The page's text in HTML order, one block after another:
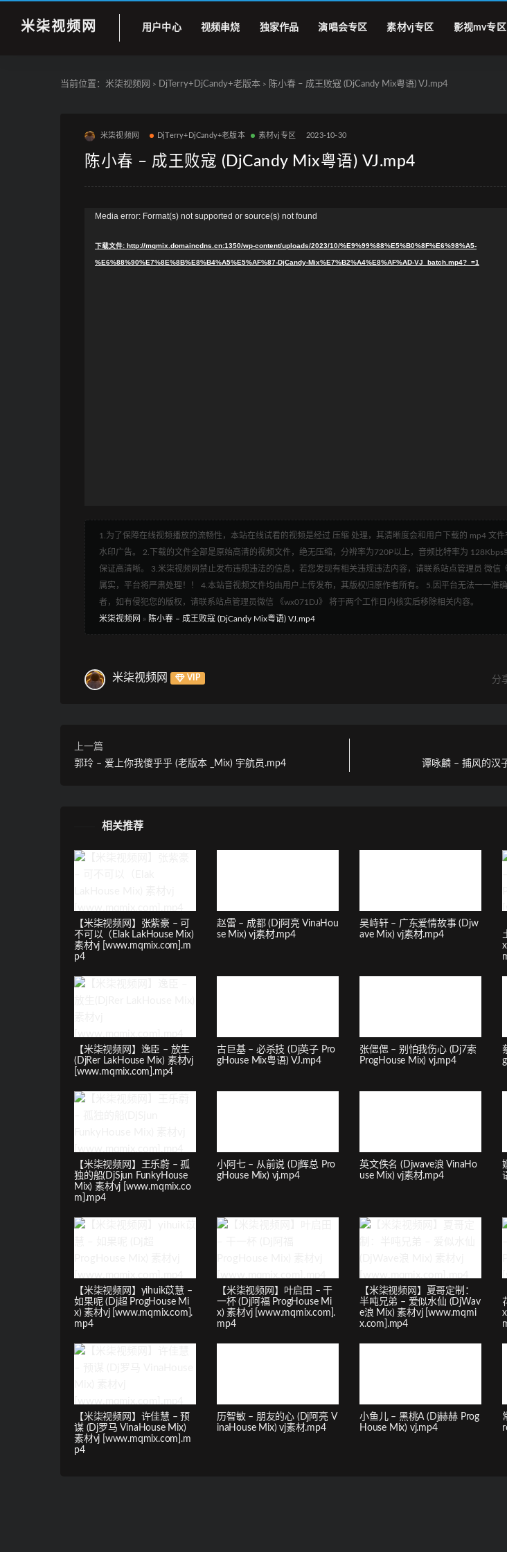
米柒视频网 用户中心 视频串烧 独家作品 演唱会专区 素材vj专区 影视mv专区
当前位置： 米柒视频网 > DjTerry+DjCandy+老版本 > 陈小春 – 成王败寇 (DjCandy Mix粤语) VJ.mp4
米柒视频网 DjTerry+DjCandy+老版本 素材vj专区 2023-10-30
陈小春 – 成王败寇 (DjCandy Mix粤语) VJ.mp4
Media error: Format(s) not supported or source(s) not found
下载文件: http://mqmix.domaincdns.cn:1350/wp-content/uploads/2023/10/%E9%99%88%E5%B0%8F%E6%98%A5-
%E6%88%90%E7%8E%8B%E8%B4%A5%E5%AF%87-DjCandy-Mix%E7%B2%A4%E8%AF%AD-VJ_batch.mp4?_=1
1.为了保障在线视频播放的流畅性，本站在线试看的视频是经过 压缩 处理，其清晰度会和用户下载的 mp4 文
水印广告。 2.下载的文件全部是原始高清的视频文件，绝无压缩，分辨率为720P以上，音频比特率为 128Kbps
保证高清晰。 3.米柒视频网禁止发布违规违法的信息，若您发现有相关违规违法内容，请联系站点管理员 微信
属实，平台将严肃处理！！ 4.本站音视频文件均由用户上传发布，其版权归原作者所有。 5.因平台无法一一准
者，如有侵犯您的版权，请联系站点管理员微信 《wx071DJ》 将于两个工作日内核实后移除相关内容。
米柒视频网 » 陈小春 – 成王败寇 (DjCandy Mix粤语) VJ.mp4
米柒视频网 VIP 分
上一篇
郭玲 – 爱上你我傻乎乎 (老版本 _Mix) 宇航员.mp4
谭咏麟 – 捕风的汉
相关推荐
【米柒视频网】张紫豪 – 可
不可以（Elak LakHouse Mix)
素材vj [www.mqmix.com].m
p4
赵雷 – 成都 (Dj阿亮 VinaHou
se Mix) vj素材.mp4
吴峙轩 – 广东爱情故事 (Djw
ave Mix) vj素材.mp4
【米柒视频网】逸臣 – 放生
(DjRer LakHouse Mix) 素材vj
[www.mqmix.com].mp4
古巨基 – 必杀技 (Dj英子 Pro
gHouse Mix粤语) VJ.mp4
张偲偲 – 别怕我伤心 (Dj7索
ProgHouse Mix) vj.mp4
【米柒视频网】王乐蔚 – 孤
独的船(DjSjun FunkyHouse
Mix) 素材vj [www.mqmix.co
m].mp4
小阿七 – 从前说 (Dj辉总 Pro
gHouse Mix) vj.mp4
英文佚名 (Djwave浪 VinaHo
use Mix) vj素材.mp4
【米柒视频网】yihuik苡慧 –
如果呢 (Dj超 ProgHouse Mi
x) 素材vj [www.mqmix.com].
mp4
【米柒视频网】叶启田 – 干
一杯 (Dj阿福 ProgHouse Mi
x) 素材vj [www.mqmix.com].
mp4
【米柒视频网】夏哥定制：
半吨兄弟 – 爱似水仙 (DjWav
e浪 Mix) 素材vj [www.mqmi
x.com].mp4
【米柒视频网】许佳慧 – 预
谋 (Dj罗马 VinaHouse Mix)
素材vj [www.mqmix.com].m
p4
历智敏 – 朋友的心 (Dj阿亮 V
inaHouse Mix) vj素材.mp4
小鱼儿 – 黑桃A (Dj赫赫 Prog
House Mix) vj.mp4